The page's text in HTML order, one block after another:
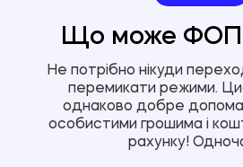
Що може ФОП
Не потрібно нікуди
перемикати режими.
однаково добре
особистими грошима і
рахунку!